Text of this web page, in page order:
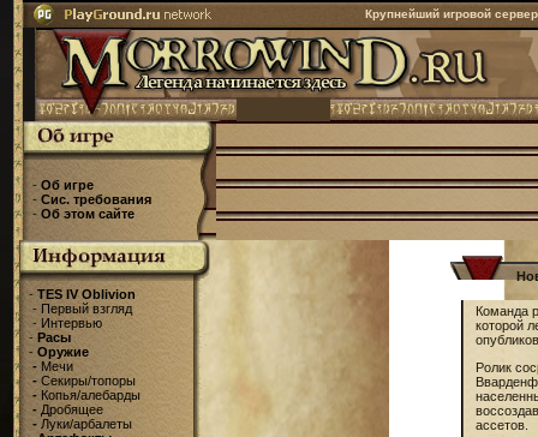
Крупнейший игровой сервер
- Об игре
- Сис. требования
- Об этом сайте
- TES IV Oblivion
- Первый взгляд
- Интервью
- Расы
- Оружие
- Мечи
- Секиры/топоры
- Копья/алебарды
- Дробящее
- Луки/арбалеты
Команда
которой
Ролик
ассетов.